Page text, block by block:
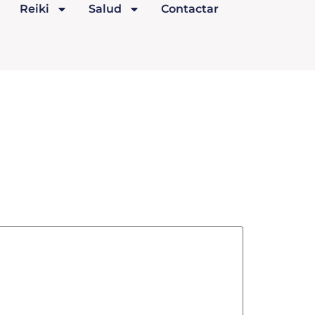
Reiki Salud Contactar